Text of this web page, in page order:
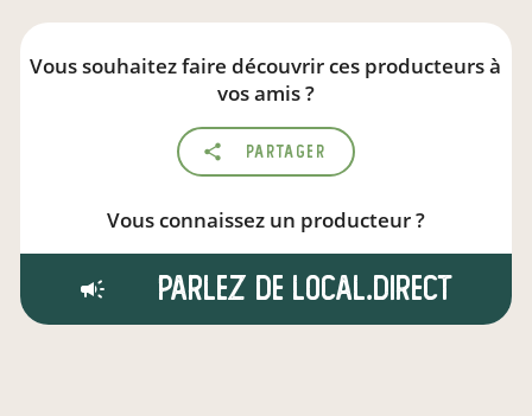
Vous souhaitez faire découvrir ces producteurs à
vos amis ?
Partager
Vous connaissez un producteur ?
Parlez de local.direct